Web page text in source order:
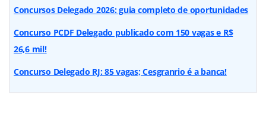
Concursos Delegado 2026: guia completo de oportunidades
Concurso PCDF Delegado publicado com 150 vagas e R$
26,6 mil!
Concurso Delegado RJ: 85 vagas; Cesgranrio é a banca!